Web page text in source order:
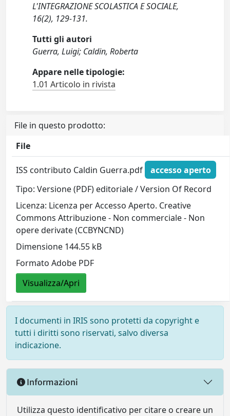
L'INTEGRAZIONE SCOLASTICA E SOCIALE,
16(2), 129-131.
Tutti gli autori
Guerra, Luigi; Caldin, Roberta
Appare nelle tipologie:
1.01 Articolo in rivista
File in questo prodotto:
File
ISS contributo Caldin Guerra.pdf
accesso aperto
Tipo: Versione (PDF) editoriale / Version Of Record
Licenza: Licenza per Accesso Aperto. Creative
Commons Attribuzione - Non commerciale - Non
opere derivate (CCBYNCND)
Dimensione 144.55 kB
Formato Adobe PDF
Visualizza/Apri
I documenti in IRIS sono protetti da copyright e
tutti i diritti sono riservati, salvo diversa
indicazione.
Informazioni
Utilizza questo identificativo per citare o creare un